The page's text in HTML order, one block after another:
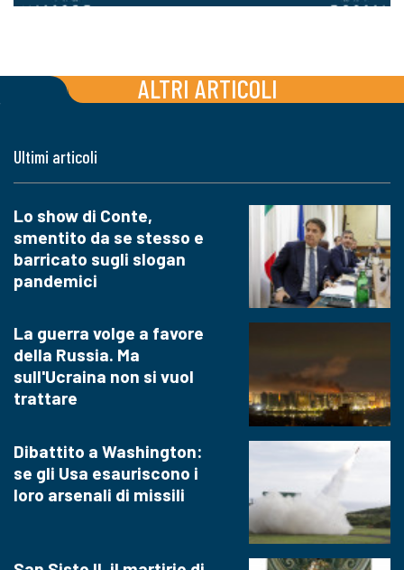
ALTRI ARTICOLI
Ultimi articoli
Lo show di Conte,
smentito da se stesso e
barricato sugli slogan
pandemici
La guerra volge a favore
della Russia. Ma
sull'Ucraina non si vuol
trattare
Dibattito a Washington:
se gli Usa esauriscono i
loro arsenali di missili